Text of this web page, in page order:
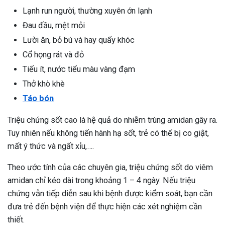
Sau Sinh Có Tự Khỏi
Thông Tin Cần Biết
sau sinh là tình trạng viêm da
Lạnh run người, thường xuyên ớn lạnh
Đau đầu, mệt mỏi
Lười ăn, bỏ bú và hay quấy khóc
Cổ họng rát và đỏ
Tiếu ít, nước tiểu màu vàng đạm
Thở khò khè
Táo bón
Triệu chứng sốt cao là hệ quả do nhiễm trùng amidan gây ra.
Tuy nhiên nếu không tiến hành hạ sốt, trẻ có thể bị co giật,
mất ý thức và ngất xỉu,….
Theo ước tính của các chuyên gia, triệu chứng sốt do viêm
amidan chỉ kéo dài trong khoảng 1 – 4 ngày. Nếu triệu
chứng vẫn tiếp diễn sau khi bệnh được kiểm soát, bạn cần
đưa trẻ đến bệnh viện để thực hiện các xét nghiệm cần
thiết.